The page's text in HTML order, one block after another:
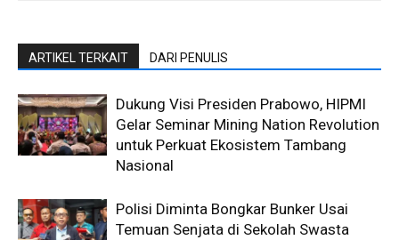
ARTIKEL TERKAIT DARI PENULIS
Dukung Visi Presiden Prabowo, HIPMI
Gelar Seminar Mining Nation Revolution
untuk Perkuat Ekosistem Tambang
Nasional
Polisi Diminta Bongkar Bunker Usai
Temuan Senjata di Sekolah Swasta